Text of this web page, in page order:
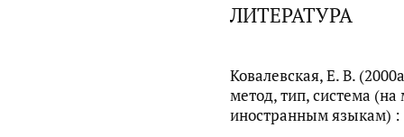
ЛИТЕРАТУРА
Ковалевская, Е. В.
метод, тип, система
иностранным языкам)